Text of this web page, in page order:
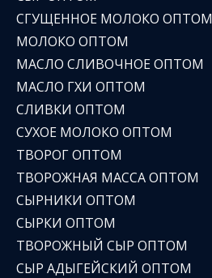
СГУЩЕННОЕ МОЛОКО ОПТОМ
МОЛОКО ОПТОМ
МАСЛО СЛИВОЧНОЕ ОПТОМ
МАСЛО ГХИ ОПТОМ
СЛИВКИ ОПТОМ
СУХОЕ МОЛОКО ОПТОМ
ТВОРОГ ОПТОМ
ТВОРОЖНАЯ МАССА ОПТОМ
СЫРНИКИ ОПТОМ
СЫРКИ ОПТОМ
ТВОРОЖНЫЙ СЫР ОПТОМ
СЫР АДЫГЕЙСКИЙ ОПТОМ